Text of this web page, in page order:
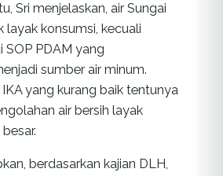
Sri menjelaskan, air Sungai
layak konsumsi, kecuali
SOP PDAM yang
sumber air minum.
yang kurang baik tentunya
air bersih layak
berdasarkan kajian DLH,